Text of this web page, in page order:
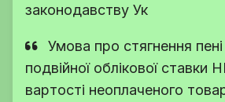
законодавству Ук
Умова про стягнення пені
подвійної облікової ставки
вартості неоплаченого